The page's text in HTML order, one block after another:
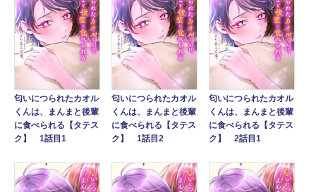
匂いにつられたカオル
くんは、まんまと後輩
に食べられる【タテス
ク】 1話目1
匂いにつられたカオル
くんは、まんまと後輩
に食べられる【タテス
ク】 1話目2
匂いにつられたカオル
くんは、まんまと後輩
に食べられる【タテス
ク】 2話目1